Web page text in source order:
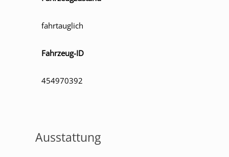
fahrtauglich
Fahrzeug-ID
454970392
Ausstattung